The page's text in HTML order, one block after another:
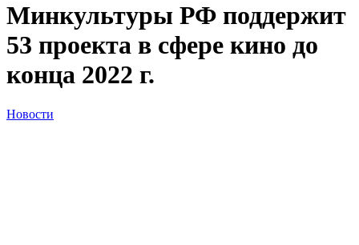
Минкультуры РФ поддержит
53 проекта в сфере кино до
конца 2022 г.
Новости